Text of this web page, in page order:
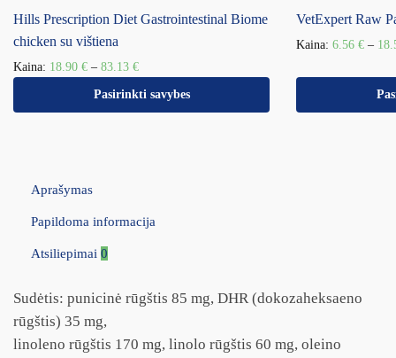
Hills Prescription Diet Gastrointestinal Biome
chicken su vištiena
Kaina: 18.90 € – 83.13 €
Pasirinkti savybes
VetExpert Raw
Kaina: 6.56 € –
Aprašymas
Papildoma informacija
Atsiliepimai 0
Sudėtis: punicinė rūgštis 85 mg, DHR (dokozaheksaeno
rūgštis) 35 mg,
linoleno rūgštis 170 mg, linolo rūgštis 60 mg, oleino